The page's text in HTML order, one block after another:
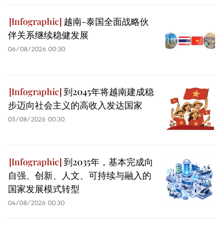
越南-泰国全面战略伙
伴关系继续稳健发展
06/08/2026 00:30
到2045年将越南建成稳
步迈向社会主义的高收入发达国家
05/08/2026 00:30
到2035年，基本完成向
自强、创新、人文、可持续与融入的
国家发展模式转型
04/08/2026 00:30